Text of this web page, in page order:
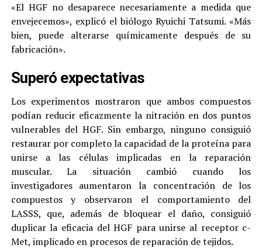
«El HGF no desaparece necesariamente a medida que
envejecemos», explicó el biólogo Ryuichi Tatsumi. «Más
bien, puede alterarse químicamente después de su
fabricación».
Superó expectativas
Los experimentos mostraron que ambos compuestos
podían reducir eficazmente la nitración en dos puntos
vulnerables del HGF. Sin embargo, ninguno consiguió
restaurar por completo la capacidad de la proteína para
unirse a las células implicadas en la reparación
muscular. La situación cambió cuando los
investigadores aumentaron la concentración de los
compuestos y observaron el comportamiento del
LASSS, que, además de bloquear el daño, consiguió
duplicar la eficacia del HGF para unirse al receptor c-
Met, implicado en procesos de reparación de tejidos.